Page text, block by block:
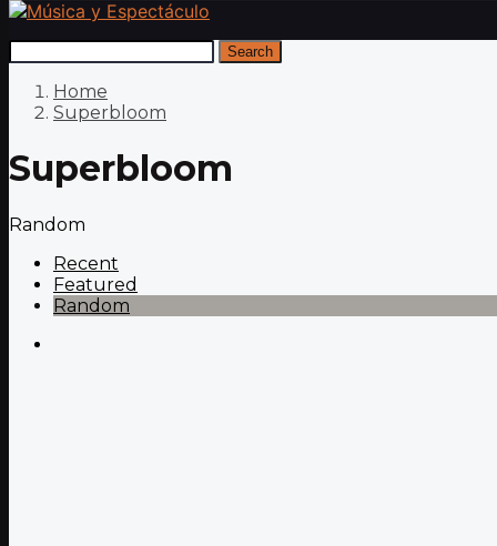
Search
Home
Superbloom
Superbloom
Random
Recent
Featured
Random